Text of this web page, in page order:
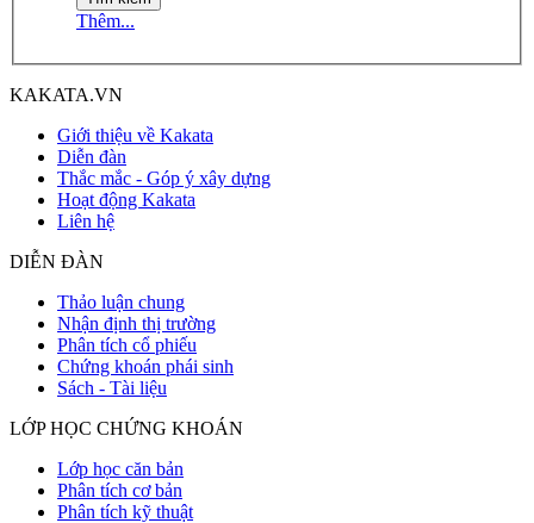
Thêm...
KAKATA.VN
Giới thiệu về Kakata
Diễn đàn
Thắc mắc - Góp ý xây dựng
Hoạt động Kakata
Liên hệ
DIỄN ĐÀN
Thảo luận chung
Nhận định thị trường
Phân tích cổ phiếu
Chứng khoán phái sinh
Sách - Tài liệu
LỚP HỌC CHỨNG KHOÁN
Lớp học căn bản
Phân tích cơ bản
Phân tích kỹ thuật